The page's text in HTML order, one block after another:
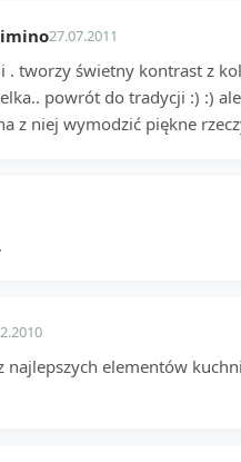
27.07.2011
. tworzy świetny kontrast z
powrót do tradycji :) :)
z niej wymodzić piękne
najlepszych elementów